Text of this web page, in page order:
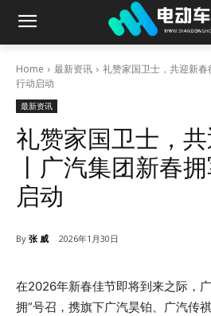
Home 最新资讯
礼赞家国卫士，共迎新
行动启动
最新资讯
礼赞家国卫士，
丨广汽集团新春
启动
By 张 威 2026年1月30日
在2026年新春佳节即将到来之际，
拥”号召，携旗下广汽昊铂、广汽传